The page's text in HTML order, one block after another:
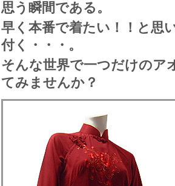
思う瞬間である。
早く本番で着たい！！と思
付く・・・。
そんな世界で一つだけのア
てみませんか？